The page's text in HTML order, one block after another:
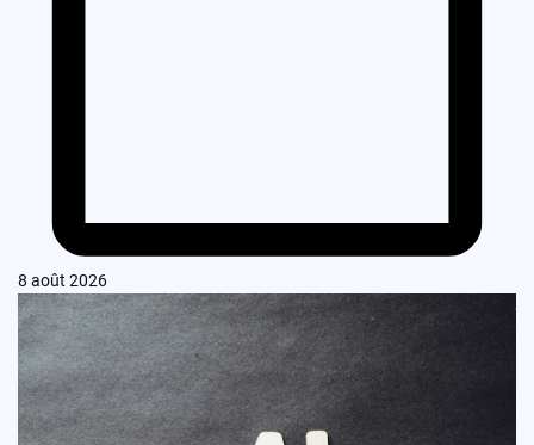
8 août 2026